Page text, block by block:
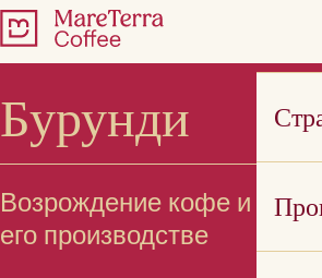
Бурунди
Возрождение кофе и
его производстве